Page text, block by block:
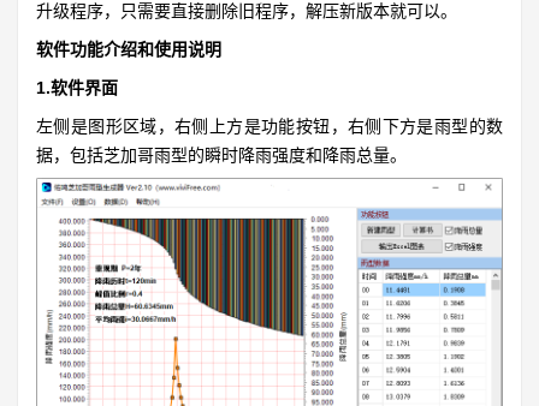
升级程序，只需要直接删除旧程序，解压新版本就可以。
软件功能介绍和使用说明
1.软件界面
左侧是图形区域，右侧上方是功能按钮，右侧下方是雨型的数
据，包括芝加哥雨型的瞬时降雨强度和降雨总量。